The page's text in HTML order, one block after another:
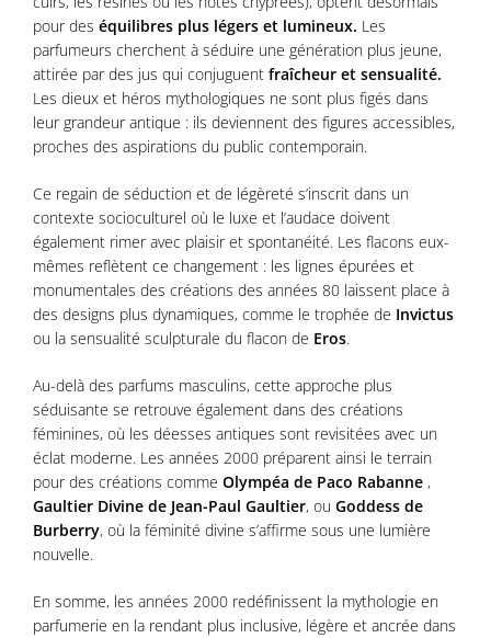
pour des équilibres plus légers et lumineux. Les
parfumeurs cherchent à séduire une génération plus jeune,
attirée par des jus qui conjuguent fraîcheur et sensualité.
Les dieux et héros mythologiques ne sont plus figés dans
leur grandeur antique : ils deviennent des figures accessibles,
proches des aspirations du public contemporain.
Ce regain de séduction et de légèreté s’inscrit dans un
contexte socioculturel où le luxe et l’audace doivent
également rimer avec plaisir et spontanéité. Les flacons eux-
mêmes reflètent ce changement : les lignes épurées et
monumentales des créations des années 80 laissent place à
des designs plus dynamiques, comme le trophée de Invictus
ou la sensualité sculpturale du flacon de Eros.
Au-delà des parfums masculins, cette approche plus
séduisante se retrouve également dans des créations
féminines, où les déesses antiques sont revisitées avec un
éclat moderne. Les années 2000 préparent ainsi le terrain
pour des créations comme Olympéa de Paco Rabanne ,
Gaultier Divine de Jean-Paul Gaultier, ou Goddess de
Burberry, où la féminité divine s’affirme sous une lumière
nouvelle.
En somme, les années 2000 redéfinissent la mythologie en
parfumerie en la rendant plus inclusive, légère et ancrée dans